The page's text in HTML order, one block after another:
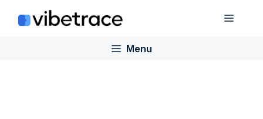
Menu
Menu